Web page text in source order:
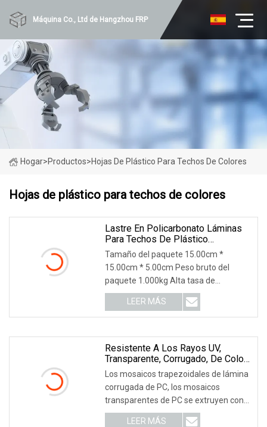
Máquina Co., Ltd de Hangzhou FRP
Hogar>Productos>Hojas De Plástico Para Techos De Colores
Hojas de plástico para techos de colores
Lastre En Policarbonato Láminas
Para Techos De Plástico
Corrugado De Policarbonato
Coloreado
Tamaño del paquete 15.00cm *
15.00cm * 5.00cm Peso bruto del
paquete 1.000kg Alta tasa de
transmisión de luz (hasta 90%)
LEER MÁS
Resistente A Los Rayos UV,
Transparente, Corrugado, De Color
Claro, Cubierta De Lluvia, Hoja De
Plástico Para Techos De PC Para
Cobertizo De Material De
Construcción
Los mosaicos trapezoidales de lámina
corrugada de PC, los mosaicos
transparentes de PC se extruyen con
policarbonato, ma
LEER MÁS